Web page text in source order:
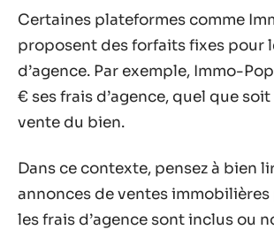
Certaines plateformes comme
proposent des forfaits fixes pour
d’agence. Par exemple, Immo-
€ ses frais d’agence, quel que
vente du bien.
Dans ce contexte, pensez à bien
annonces de ventes
les frais d’agence sont inclus ou